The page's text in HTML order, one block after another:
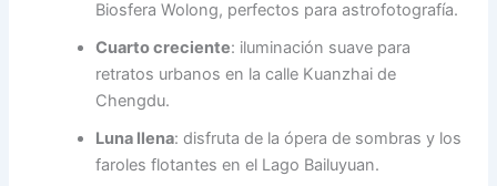
Biosfera Wolong, perfectos para astrofotografía.
Cuarto creciente: iluminación suave para
retratos urbanos en la calle Kuanzhai de
Chengdu.
Luna llena: disfruta de la ópera de sombras y los
faroles flotantes en el Lago Bailuyuan.